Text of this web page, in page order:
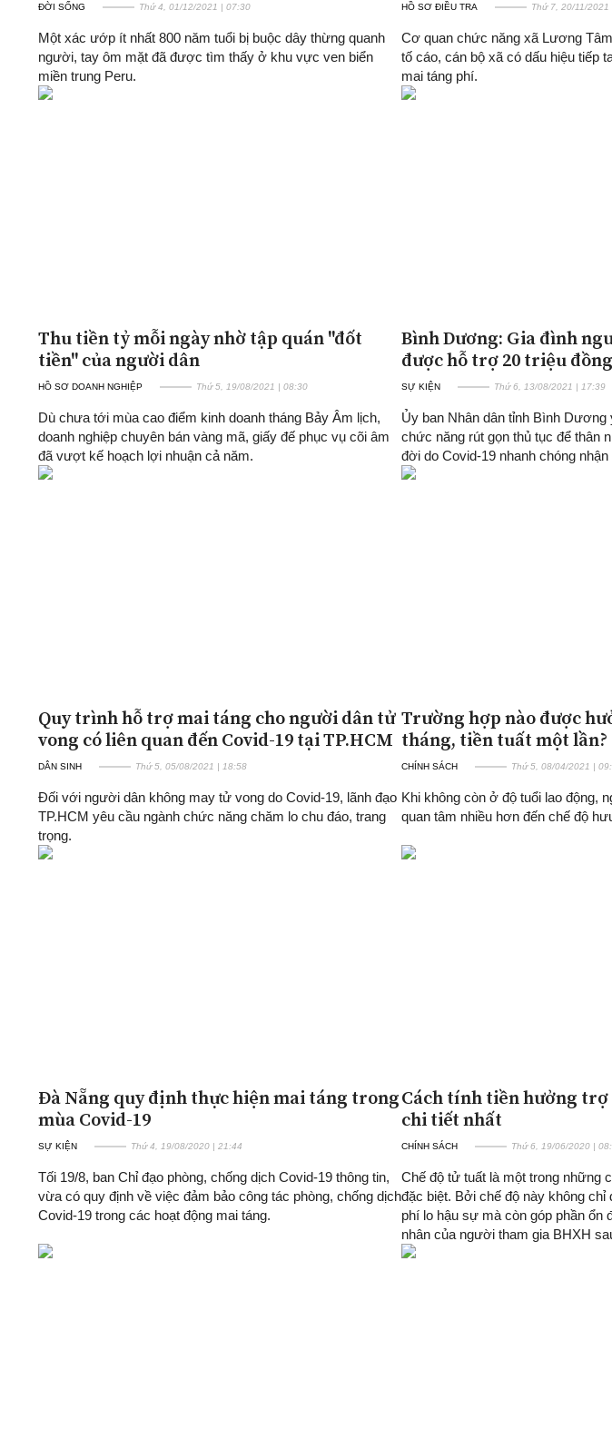
ĐỜI SỐNG Thứ 4, 01/12/2021 | 07:30
Một xác ướp ít nhất 800 năm tuổi bị buộc dây thừng quanh
người, tay ôm mặt đã được tìm thấy ở khu vực ven biển
miền trung Peru.
HỒ SƠ ĐIỀU TRA Thứ 7, 20/11/2021
Cơ quan chức năng xã Lương
tố cáo, cán bộ xã có dấu hiệu tiếp
mai táng phí.
Thu tiền tỷ mỗi ngày nhờ tập quán "đốt
tiền" của người dân
HỒ SƠ DOANH NGHIỆP Thứ 5, 19/08/2021 | 08:30
Dù chưa tới mùa cao điểm kinh doanh tháng Bảy Âm lịch,
doanh nghiệp chuyên bán vàng mã, giấy đế phục vụ cõi âm
đã vượt kế hoạch lợi nhuận cả năm.
Bình Dương: Gia đình
được hỗ trợ 20 triệu đồng
SỰ KIỆN Thứ 6, 13/08/2021 | 17:39
Ủy ban Nhân dân tỉnh Bình
chức năng rút gọn thủ tục để thân
đời do Covid-19 nhanh chóng
Quy trình hỗ trợ mai táng cho người dân tử
vong có liên quan đến Covid-19 tại TP.HCM
DÂN SINH Thứ 5, 05/08/2021 | 18:58
Đối với người dân không may tử vong do Covid-19, lãnh đạo
TP.HCM yêu cầu ngành chức năng chăm lo chu đáo, trang
trọng.
Trường hợp nào được
tháng, tiền tuất một lần?
CHÍNH SÁCH Thứ 5, 08/04/2021 |
Khi không còn ở độ tuổi lao động,
quan tâm nhiều hơn đến chế độ
Đà Nẵng quy định thực hiện mai táng trong
mùa Covid-19
SỰ KIỆN Thứ 4, 19/08/2020 | 21:44
Tối 19/8, ban Chỉ đạo phòng, chống dịch Covid-19 thông tin,
vừa có quy định về việc đảm bảo công tác phòng, chống dịch
Covid-19 trong các hoạt động mai táng.
Cách tính tiền hưởng trợ
chi tiết nhất
CHÍNH SÁCH Thứ 6, 19/06/2020 |
Chế độ tử tuất là một trong những
đặc biệt. Bởi chế độ này không chỉ
phí lo hậu sự mà còn góp phần ổn
nhân của người tham gia BHXH